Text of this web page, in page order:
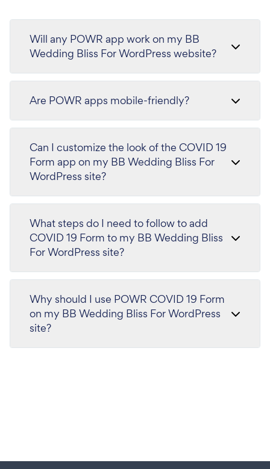
Will any POWR app work on my BB
Wedding Bliss For WordPress website?
Are POWR apps mobile-friendly?
Can I customize the look of the COVID 19
Form app on my BB Wedding Bliss For
WordPress site?
What steps do I need to follow to add
COVID 19 Form to my BB Wedding Bliss
For WordPress site?
Why should I use POWR COVID 19 Form
on my BB Wedding Bliss For WordPress
site?